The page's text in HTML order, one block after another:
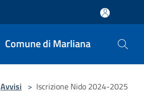
Comune di Marliana
Avvisi > Iscrizione Nido 2024-2025